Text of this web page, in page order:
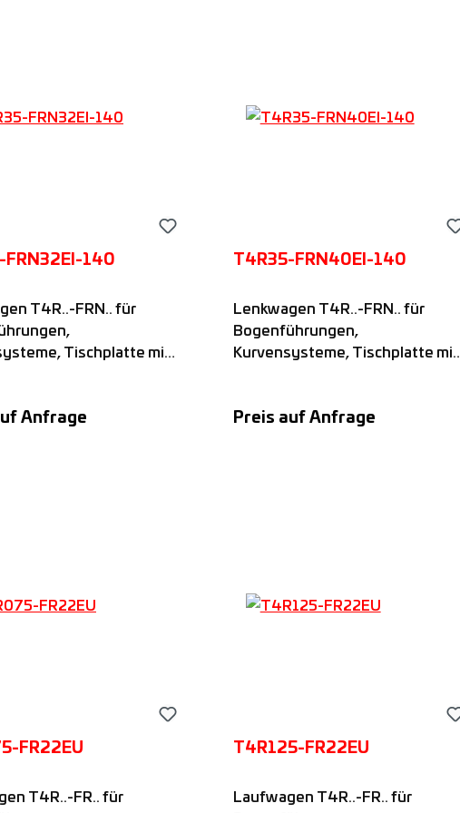
140
T4R..-FRN.. für
Tischplatte mit
passend auf
Anfrage
T4R35-FRN40EI-140
Lenkwagen T4R..-FRN.. für
Bogenführungen,
Kurvensysteme, Tischplatte mit
Rollenabstand, passend auf
Preis auf Anfrage
FR22EU
T4R..-FR.. für
T4R125-FR22EU
Laufwagen T4R..-FR.. für